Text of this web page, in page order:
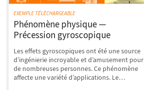
EXEMPLE TÉLÉCHARGEABLE
Phénomène physique —
Précession gyroscopique
Les effets gyroscopiques ont été une source
d’ingénierie incroyable et d’amusement pour
de nombreuses personnes. Ce phénomène
affecte une variété d’applications. Le…